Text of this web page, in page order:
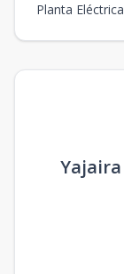
Planta Eléctrica
Yajaira